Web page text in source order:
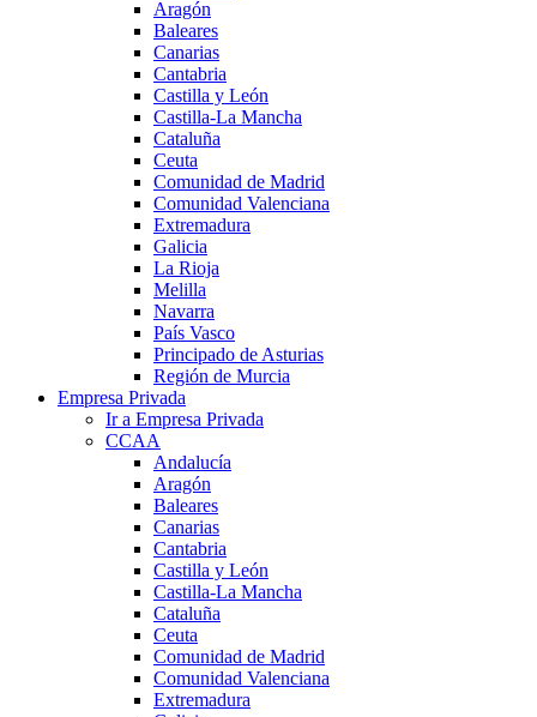
Aragón
Baleares
Canarias
Cantabria
Castilla y León
Castilla-La Mancha
Cataluña
Ceuta
Comunidad de Madrid
Comunidad Valenciana
Extremadura
Galicia
La Rioja
Melilla
Navarra
País Vasco
Principado de Asturias
Región de Murcia
Empresa Privada
Ir a Empresa Privada
CCAA
Andalucía
Aragón
Baleares
Canarias
Cantabria
Castilla y León
Castilla-La Mancha
Cataluña
Ceuta
Comunidad de Madrid
Comunidad Valenciana
Extremadura